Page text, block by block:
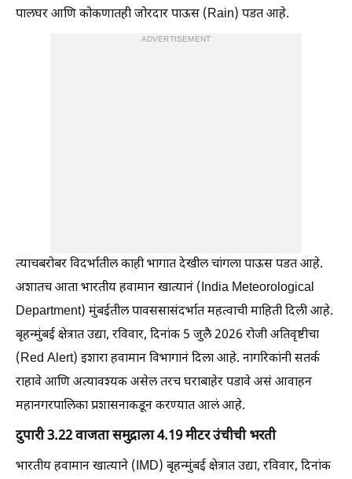
पालघर आणि कोकणातही जोरदार पाऊस (Rain) पडत आहे.
ADVERTISEMENT
त्याचबरोबर विदर्भातील काही भागात देखील चांगला पाऊस पडत आहे.
अशातच आता भारतीय हवामान खात्यानं (India Meteorological
Department) मुंबईतील पावससासंदर्भात महत्वाची माहिती दिली आहे.
बृहन्मुंबई क्षेत्रात उद्या, रविवार, दिनांक 5 जुलै 2026 रोजी अतिवृष्टीचा
(Red Alert) इशारा हवामान विभागानं दिला आहे. नागरिकांनी सतर्क
राहावे आणि अत्यावश्यक असेल तरच घराबाहेर पडावे असं आवाहन
महानगरपालिका प्रशासनाकडून करण्यात आलं आहे.
दुपारी 3.22 वाजता समुद्राला 4.19 मीटर उंचीची भरती
भारतीय हवामान खात्याने (IMD) बृहन्मुंबई क्षेत्रात उद्या, रविवार, दिनांक